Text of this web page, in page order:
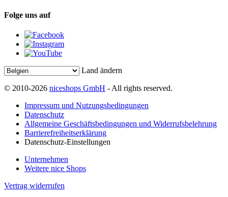
Folge uns auf
Land ändern
© 2010-2026 niceshops GmbH - All rights reserved.
Impressum und Nutzungsbedingungen
Datenschutz
Allgemeine Geschäftsbedingungen und Widerrufsbelehrung
Barrierefreiheitserklärung
Datenschutz-Einstellungen
Unternehmen
Weitere nice Shops
Vertrag widerrufen